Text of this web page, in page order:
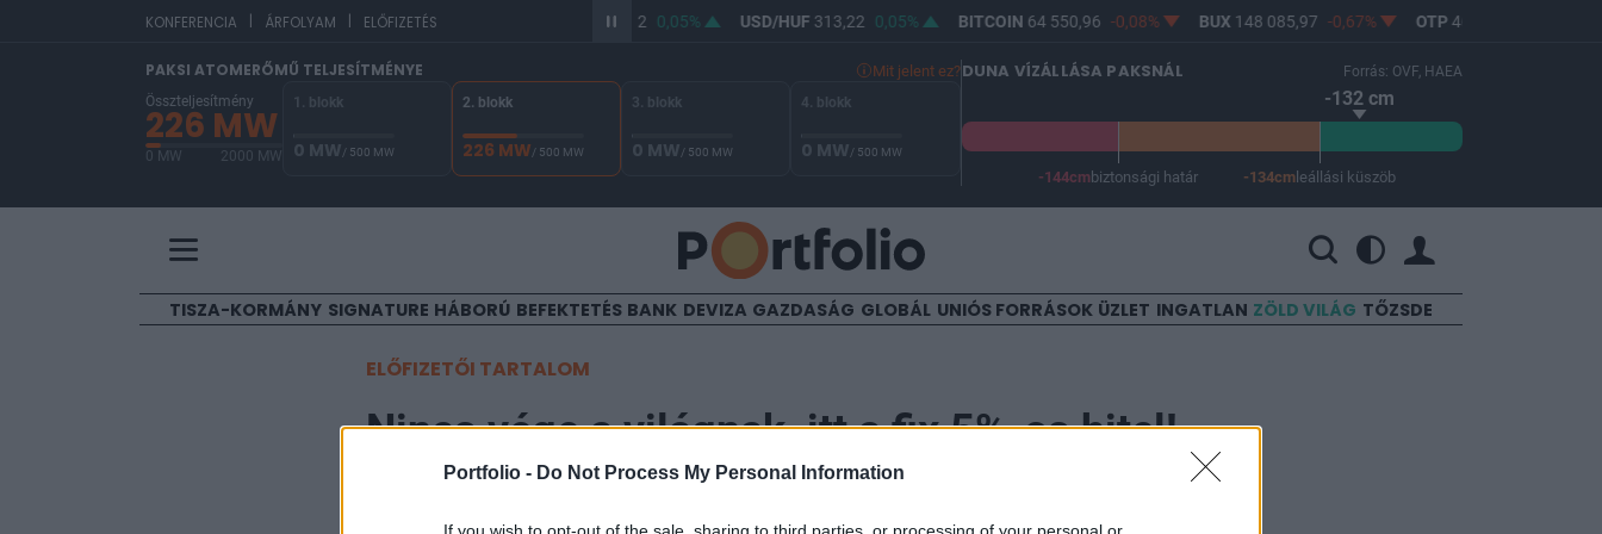
Portfolio - Do Not Process My Personal Information
KONFERENCIA | ÁRFOLYAM | ELŐFIZETÉS 361,92 0,05% USD/HUF 313,22 0,05% BITCOIN64 550,96 -0,08% BUX148 085,97 -0,67% OTP 46 750
PAKSI ATOMERŐMŰ TELJESÍTMÉNYE Mit jelent ez?
Összteljesítmény
226 MW
0 MW 2000 MW
1. blokk
0 MW/ 500 MW
2. blokk
226 MW/ 500 MW
3. blokk
0 MW/ 500 MW
4. blokk
0 MW/ 500 MW
DUNA VÍZÁLLÁSA PAKSNÁL Forrás: OVF, HAEA
-132 cm
-144cmbiztonsági határ -134cmleállási küszöb
TISZA-KORMÁNY SIGNATURE HÁBORÚ BEFEKTETÉS BANK DEVIZA GAZDASÁG GLOBÁL UNIÓS FORRÁSOK ÜZLET INGATLAN ZÖLD VILÁG TŐZSDE
ELŐFIZETŐI TARTALOM
Nincs vége a világnak, itt a fix 5%-os hitel!
2023. január 20. 06:10